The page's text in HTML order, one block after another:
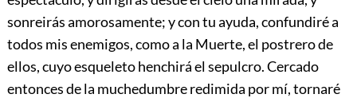
sonreirás amorosamente; y con tu ayuda, confundiré a
todos mis enemigos, como a la Muerte, el postrero de
ellos, cuyo esqueleto henchirá el sepulcro. Cercado
entonces de la muchedumbre redimida por mí, tornaré